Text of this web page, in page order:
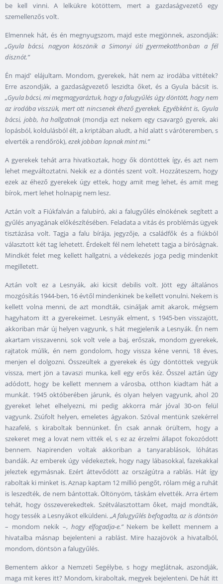
be kell vinni. A lelkükre kötöttem, mert a gazdaságvezető egy
szemellenzős volt.
Elmennek hát, és én megnyugszom, majd este megjönnek, aszondják:
„Gyula bácsi, nagyon köszönik a Simonyi úti gyermekotthonban a fél
disznót.”
Én majd' elájultam. Mondom, gyerekek, hát nem az irodába vittétek?
Erre aszondják, a gazdaságvezető leszidta őket, és a Gyula bácsit is.
„Gyula bácsi, mi megmagyaráztuk, hogy a falugyűlés úgy döntött, hogy nem
az irodába visszük, mert ott nincsenek éhező gyerekek. Egyébként is, Gyula
bácsi, jobb, ha hallgatnak(mondja ezt nekem egy csavargó gyerek, aki
lopásból, koldulásból élt, a kriptában aludt, a híd alatt s váróteremben, s
elverték a rendőrök),ezek jobban lopnak mint mi.”
A gyerekek tehát arra hivatkoztak, hogy ők döntöttek így, és azt nem
lehet megváltoztatni. Nekik ez a döntés szent volt. Hozzáteszem, hogy
ezek az éhező gyerekek úgy ettek, hogy amit meg lehet, és amit meg
bírok, mert lehet holnapig nem lesz.
Aztán volt a Fiúkfalván a falubíró, aki a falugyűlés elnökének segített a
gyűlés anyagának előkészítésében. Feladata a vitás és problémás ügyek
tisztázása volt. Tagja a falu bírája, jegyzője, a családfők és a fiúkból
választott két tag lehetett. Érdekelt fél nem lehetett tagja a bíróságnak.
Mindkét felet meg kellett hallgatni, a védekezés joga pedig mindenkit
megilletett.
Aztán volt ez a Lesnyák, aki kicsit debilis volt. Jött egy általános
mozgósítás 1944-ben, 16 évtől mindenkinek be kellett vonulni. Nekem is
kellett volna menni, de azt mondták, csináljak amit akarok, mégsem
hagyhatom itt a gyerekeimet. Lesnyák elment, s 1945-ben visszajött,
akkoriban már új helyen vagyunk, s hát megjelenik a Lesnyák. Én nem
akartam visszavenni, sok volt vele a baj, erőszak, mondom gyerekek,
rajtatok múlik, én nem gondolom, hogy vissza kéne venni, 18 éves,
menjen el dolgozni. Összeültek a gyerekek és úgy döntöttek vegyük
vissza, mert jön a tavaszi munka, kell egy erős kéz. Ősszel aztán úgy
adódott, hogy be kellett mennem a városba, otthon kiadtam hát a
munkát. 1945 októberében járunk, és olyan helyen vagyunk, ahol 20
gyereket lehet elhelyezni, mi pedig akkorra már jóval 30-on felül
vagyunk. Zsúfolt helyen, emeletes ágyakon. Szóval mentünk szekérrel
hazafelé, s kiraboltak bennünket. Én csak annak örültem, hogy a
szekeret meg a lovat nem vitték el, s ez az érzelmi állapot fokozódott
bennem. Napirenden voltak akkoriban a tanyarablások, lóhátas
bandák. Az emberek úgy védekeztek, hogy nagy lábasokkal, fazekakkal
jeleztek egymásnak. Ezért áttevődött az országútra a rablás. Hát így
raboltak ki minket is. Aznap kaptam 12 millió pengőt, rólam még a ruhát
is leszedték, de nem bántottak. Öltönyöm, táskám elvették. Arra értem
tehát, hogy összeverekedtek. Szétválasztottam őket, majd mondták,
hogy tessék a Lesnyákot elküldeni. „A falugyűlés befogadta, az is döntsön
– mondom nekik –, hogy elfogadja-e.”Nekem be kellett mennem a
hivatalba másnap bejelenteni a rablást. Mire hazajövök a hivatalból,
mondom, döntsön a falugyűlés.
Bementem akkor a Nemzeti Segélybe, s hogy meglátnak, aszondják,
maga mit keres itt? Mondom, kiraboltak, megyek bejelenteni. De hát itt